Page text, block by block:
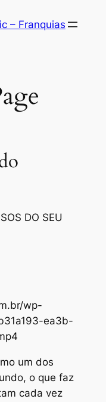
– Franquias
DO SEU
wp-
ea3b-
um dos
o que faz
cada vez